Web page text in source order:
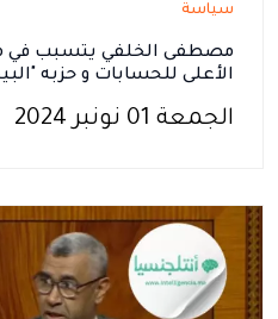
سياسة
مصطفى الخلفي يتسبب في
الأعلى للحسابات و حزبه
الجمعة 01 نونبر 2024